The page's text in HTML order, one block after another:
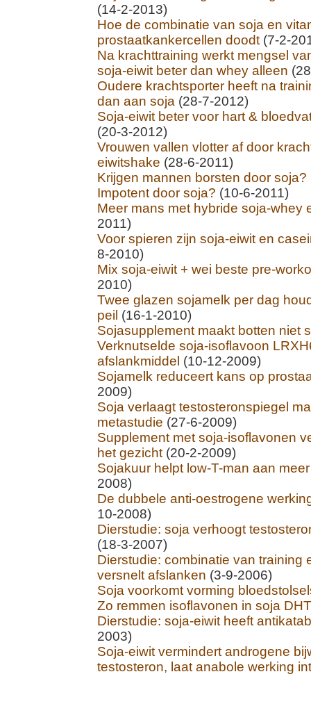
(14-2-2013)
Hoe de combinatie van soja en
prostaatkankercellen doodt (7-2-
Na krachttraining werkt mengsel
soja-eiwit beter dan whey alleen
Oudere krachtsporter heeft na
dan aan soja (28-7-2012)
Soja-eiwit beter voor hart &
(20-3-2012)
Vrouwen vallen vlotter af door
eiwitshake (28-6-2011)
Krijgen mannen borsten door soja?
Impotent door soja? (10-6-2011)
Meer mans met hybride soja-whey
2011)
Voor spieren zijn soja-eiwit en
8-2010)
Mix soja-eiwit + wei beste pre-
2010)
Twee glazen sojamelk per dag
peil (16-1-2010)
Sojasupplement maakt botten niet
Verknutselde soja-isoflavoon
afslankmiddel (10-12-2009)
Sojamelk reduceert kans op
2009)
Soja verlaagt testosteronspiegel
metastudie (27-6-2009)
Supplement met soja-isoflavonen
het gezicht (20-2-2009)
Sojakuur helpt low-T-man aan
2008)
De dubbele anti-oestrogene
10-2008)
Dierstudie: soja verhoogt
(18-3-2007)
Dierstudie: combinatie van training
versnelt afslanken (3-9-2006)
Soja voorkomt vorming
Zo remmen isoflavonen in soja DHT
Dierstudie: soja-eiwit heeft
2003)
Soja-eiwit vermindert androgene
testosteron, laat anabole werking